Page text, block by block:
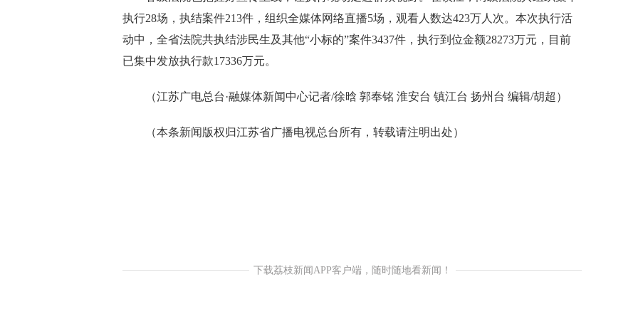
执行28场，执结案件213件，组织全媒体网络直播5场，观看人数达423万人次。本次执行活
动中，全省法院共执结涉民生及其他“小标的”案件3437件，执行到位金额28273万元，目前
已集中发放执行款17336万元。
（江苏广电总台·融媒体新闻中心记者/徐晗 郭奉铭 淮安台 镇江台 扬州台 编辑/胡超）
（本条新闻版权归江苏省广播电视总台所有，转载请注明出处）
下载荔枝新闻APP客户端，随时随地看新闻！